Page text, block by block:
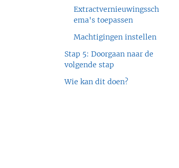
Extractvernieuwingssch
ema's toepassen
Machtigingen instellen
Stap 5: Doorgaan naar de
volgende stap
Wie kan dit doen?